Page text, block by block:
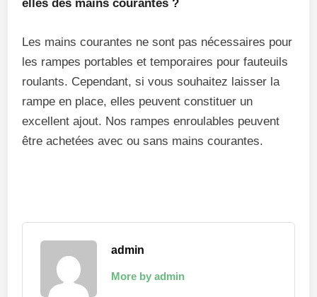
elles des mains courantes ?
Les mains courantes ne sont pas nécessaires pour
les rampes portables et temporaires pour fauteuils
roulants. Cependant, si vous souhaitez laisser la
rampe en place, elles peuvent constituer un
excellent ajout. Nos rampes enroulables peuvent
être achetées avec ou sans mains courantes.
admin
More by admin